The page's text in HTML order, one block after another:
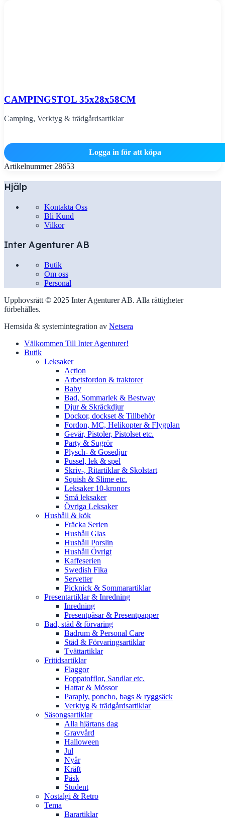
CAMPINGSTOL 35x28x58CM
Camping, Verktyg & trädgårdsartiklar
Logga in för att köpa
Artikelnummer 28653
Hjälp
Kontakta Oss
Bli Kund
Vilkor
Inter Agenturer AB
Butik
Om oss
Personal
Upphovsrätt © 2025 Inter Agenturer AB. Alla rättigheter
förbehålles.
Hemsida & systemintegration av Netsera
Välkommen Till Inter Agenturer!
Butik
Leksaker
Action
Arbetsfordon & traktorer
Baby
Bad, Sommarlek & Bestway
Djur & Skräckdjur
Dockor, dockset & Tillbehör
Fordon, MC, Helikopter & Flygplan
Gevär, Pistoler, Pistolset etc.
Party & Sugrör
Plysch- & Gosedjur
Pussel, lek & spel
Skriv-, Ritartiklar & Skolstart
Squish & Slime etc.
Leksaker 10-kronors
Små leksaker
Övriga Leksaker
Hushåll & kök
Fräcka Serien
Hushåll Glas
Hushåll Porslin
Hushåll Övrigt
Kaffeserien
Swedish Fika
Servetter
Picknick & Sommarartiklar
Presentartiklar & Inredning
Inredning
Presentpåsar & Presentpapper
Bad, städ & förvaring
Badrum & Personal Care
Städ & Förvaringsartiklar
Tvättartiklar
Fritidsartiklar
Flaggor
Foppatofflor, Sandlar etc.
Hattar & Mössor
Paraply, poncho, bags & ryggsäck
Verktyg & trädgårdsartiklar
Säsongsartiklar
Alla hjärtans dag
Gravvård
Halloween
Jul
Nyår
Kräft
Påsk
Student
Nostalgi & Retro
Tema
Barartiklar